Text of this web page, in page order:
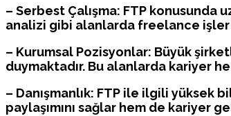
– Serbest Çalışma: FTP
analizi gibi alanlarda freelance işler
– Kurumsal Pozisyonlar: Büyük
duymaktadır. Bu alanlarda kariyer
– Danışmanlık: FTP ile ilgili
paylaşımını sağlar hem de kariyer